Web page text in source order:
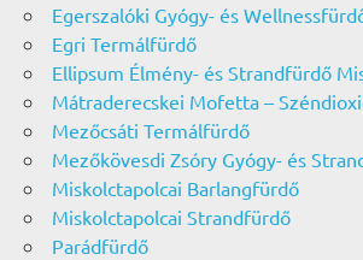
Egerszalóki Gyógy- és
Egri Termálfürdő
Ellipsum Élmény- és Strandfürdő
Mátraderecskei Mofetta –
Mezőcsáti Termálfürdő
Mezőkövesdi Zsóry Gyógy- és
Miskolctapolcai Barlangfürdő
Miskolctapolcai Strandfürdő
Parádfürdő